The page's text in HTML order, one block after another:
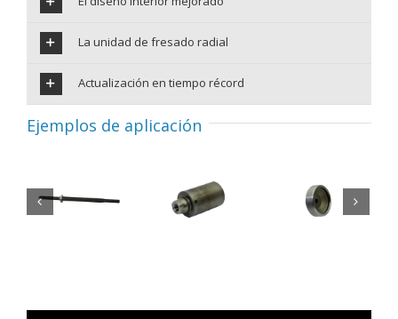
La unidad de fresado radial
Actualización en tiempo récord
Ejemplos de aplicación